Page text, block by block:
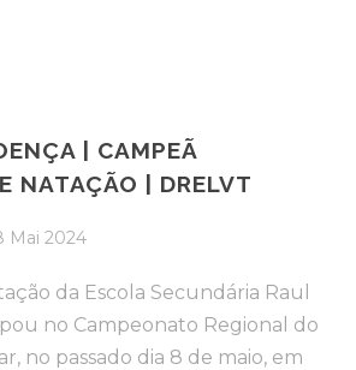
| CAMPEÃ
NATAÇÃO | DRELVT
Mai 2024
da Escola Secundária Raul
no Campeonato Regional do
no passado dia 8 de maio, em